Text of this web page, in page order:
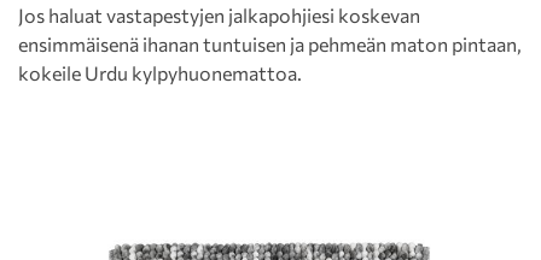
Jos haluat vastapestyjen jalkapohjiesi koskevan
ensimmäisenä ihanan tuntuisen ja pehmeän maton pintaan,
kokeile Urdu kylpyhuonemattoa.